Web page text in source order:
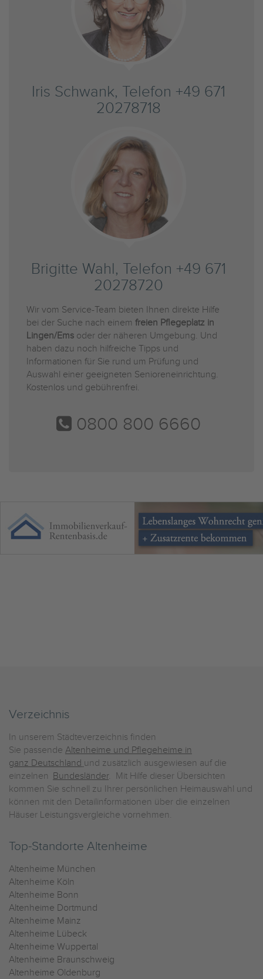
Iris Schwank, Telefon +49 671
20278718
Brigitte Wahl, Telefon +49 671
20278720
Wir vom Service-Team bieten Ihnen direkte Hilfe
bei der Suche nach einem freien Pflegeplatz in
Lingen/Ems oder der näheren Umgebung. Und
haben dazu noch hilfreiche Tipps und
Informationen für Sie rund um Prüfung und
Auswahl einer geeigneten Senioreneinrichtung.
Kostenlos und gebührenfrei.
0800 800 6660
Verzeichnis
In unserem Städteverzeichnis finden
Sie passende Altenheime und Pflegeheime in
ganz Deutschland und zusätzlich ausgewiesen auf die
einzelnen Bundesländer. Mit Hilfe dieser Übersichten
kommen Sie schnell zu Ihrer persönlichen Heimauswahl und
können mit den Detailinformationen über die einzelnen
Häuser Leistungsvergleiche vornehmen.
Top-Standorte Altenheime
Altenheime München
Altenheime Köln
Altenheime Bonn
Altenheime Dortmund
Altenheime Mainz
Altenheime Lübeck
Altenheime Wuppertal
Altenheime Braunschweig
Altenheime Oldenburg